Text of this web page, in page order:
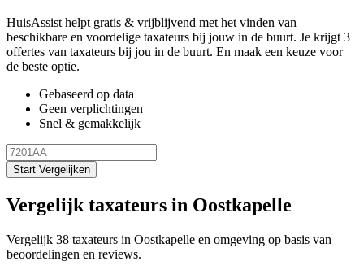
HuisAssist helpt gratis & vrijblijvend met het vinden van
beschikbare en voordelige taxateurs bij jouw in de buurt. Je krijgt 3
offertes van taxateurs bij jou in de buurt. En maak een keuze voor
de beste optie.
Gebaseerd op data
Geen verplichtingen
Snel & gemakkelijk
Start Vergelijken
Vergelijk taxateurs in Oostkapelle
Vergelijk 38 taxateurs in Oostkapelle en omgeving op basis van
beoordelingen en reviews.